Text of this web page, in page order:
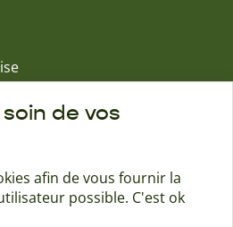
Contact
de vos
afin de vous fournir la
possible. C'est ok